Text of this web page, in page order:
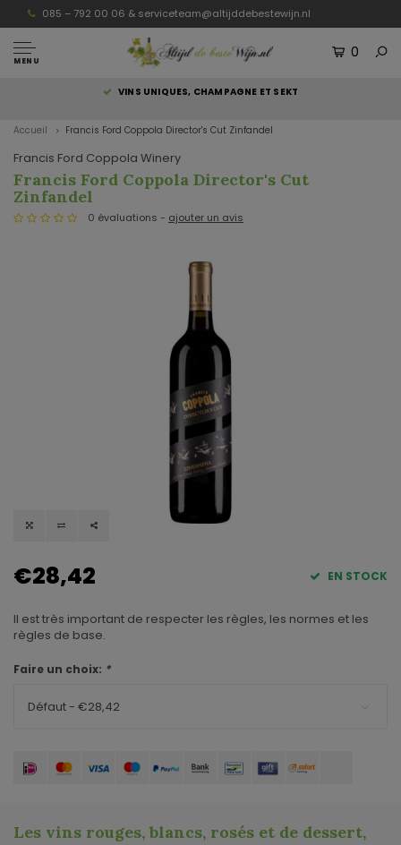
085 – 792 00 06 & serviceteam@altijddebestewijn.nl
MENU
0
VINS UNIQUES, CHAMPAGNE ET SEKT
Accueil Francis Ford Coppola Director's Cut Zinfandel
Francis Ford Coppola Winery
Francis Ford Coppola Director's Cut
Zinfandel
0 évaluations - ajouter un avis
€28,42 EN STOCK
Il est très important de respecter les règles, les normes et les
règles de base.
Faire un choix: *
Défaut - €28,42
Les vins rouges, blancs, rosés et de dessert,